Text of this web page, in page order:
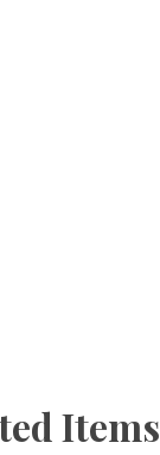
Items